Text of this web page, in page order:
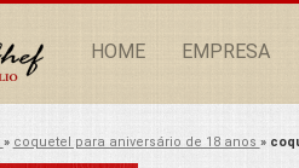
HOME EMPRESA
» coquetel para aniversário de 18 anos »